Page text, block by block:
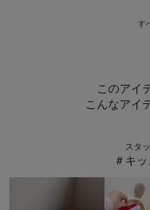
このアイ
こんなアイ
スタ
＃キ